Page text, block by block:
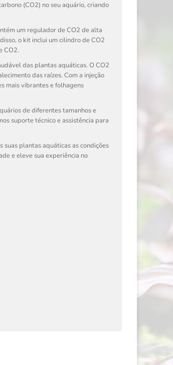
(CO2) no seu aquário, criando
um regulador de CO2 de alta
o kit inclui um cilindro de CO2
CO2.
das plantas aquáticas. O CO2
das raízes. Com a injeção
mais vibrantes e folhagens
de diferentes tamanhos e
suporte técnico e assistência para
plantas aquáticas as condições
e eleve sua experiência no